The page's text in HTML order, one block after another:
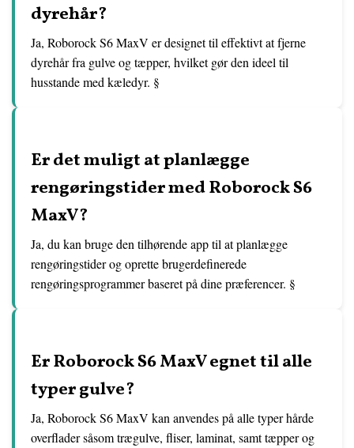
dyrehår?
Ja, Roborock S6 MaxV er designet til effektivt at fjerne
dyrehår fra gulve og tæpper, hvilket gør den ideel til
husstande med kæledyr. §
Er det muligt at planlægge
rengøringstider med Roborock S6
MaxV?
Ja, du kan bruge den tilhørende app til at planlægge
rengøringstider og oprette brugerdefinerede
rengøringsprogrammer baseret på dine præferencer. §
Er Roborock S6 MaxV egnet til alle
typer gulve?
Ja, Roborock S6 MaxV kan anvendes på alle typer hårde
overflader såsom trægulve, fliser, laminat, samt tæpper og